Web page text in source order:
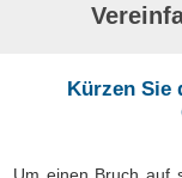
Kürzen Sie
Um einen Bruch auf